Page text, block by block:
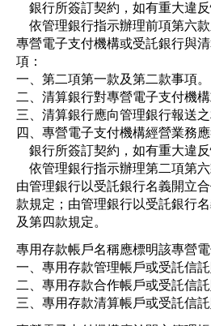
銀行所簽訂契約，如有重大違
依管理銀行指示辦理前項第六款
專營電子支付機構或受託銀行與
項：
一、第二項第一款及第二款事項。
二、清算銀行對專營電子支付機
三、清算銀行應向管理銀行報送之
四、專營電子支付機構經營業務
銀行所簽訂契約，如有重大違
依管理銀行指示辦理第二項第
由管理銀行以受託銀行名義開立
款規定；由管理銀行以受託銀行
及第四款規定。
專用存款帳戶名稱應標明該專營
一、專用存款管理帳戶或受託信
二、專用存款合作帳戶或受託信
三、專用存款清算帳戶或受託信